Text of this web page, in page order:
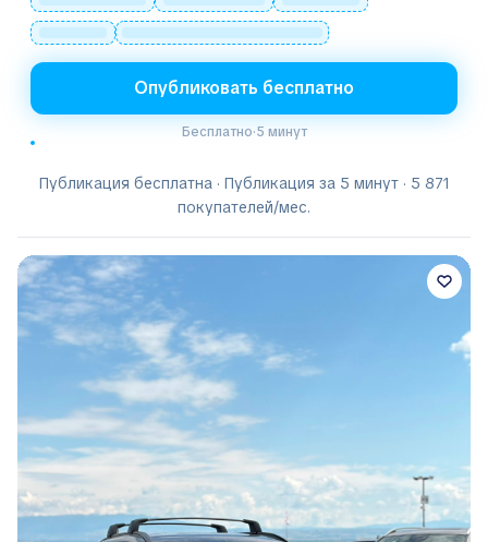
Опубликовать бесплатно
Бесплатно·5 минут
Публикация бесплатна · Публикация за 5 минут · 5 871
покупателей/мес.